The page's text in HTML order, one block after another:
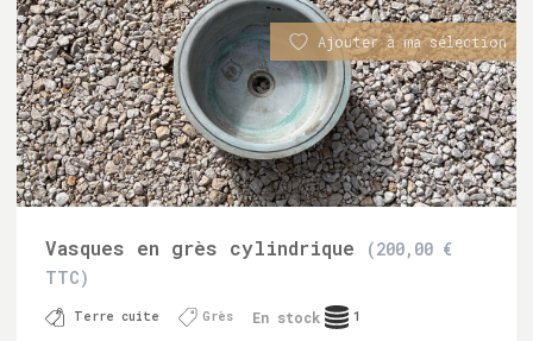
Ajouter à ma sélection
Vasques en grès cylindrique
(200,00 €
TTC)
Terre cuite Grès En stock 1